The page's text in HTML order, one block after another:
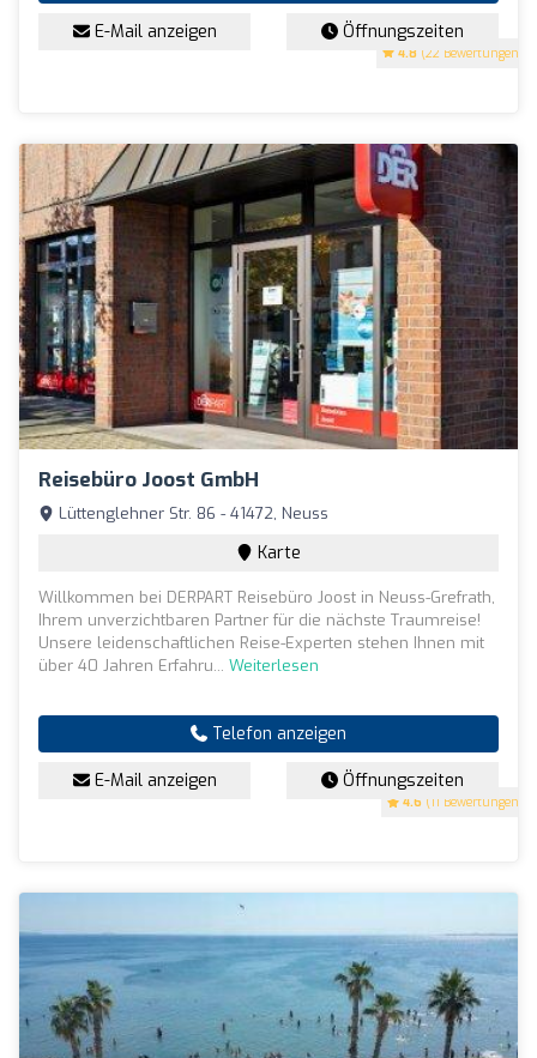
4.8 (22 Bewertungen)
E-Mail anzeigen Öffnungszeiten
Reisebüro Joost GmbH
4.6 (11 Bewertungen)
Lüttenglehner Str. 86 - 41472, Neuss
Karte
Willkommen bei DERPART Reisebüro Joost in Neuss-Grefrath,
Ihrem unverzichtbaren Partner für die nächste Traumreise!
Unsere leidenschaftlichen Reise-Experten stehen Ihnen mit
über 40 Jahren Erfahru... Weiterlesen
Telefon anzeigen
E-Mail anzeigen Öffnungszeiten